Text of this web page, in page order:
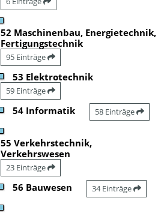
52 Maschinenbau, Energietechnik,
Fertigungstechnik
95 Einträge
53 Elektrotechnik
59 Einträge
54 Informatik 58 Einträge
55 Verkehrstechnik,
Verkehrswesen
23 Einträge
56 Bauwesen 34 Einträge